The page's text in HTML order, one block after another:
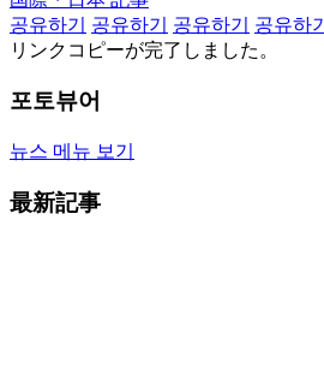
공유하기
공유하기 공유하기 공유하기
リンクコピーが完了しました。
포토뷰어
뉴스 메뉴 보기
最新記事